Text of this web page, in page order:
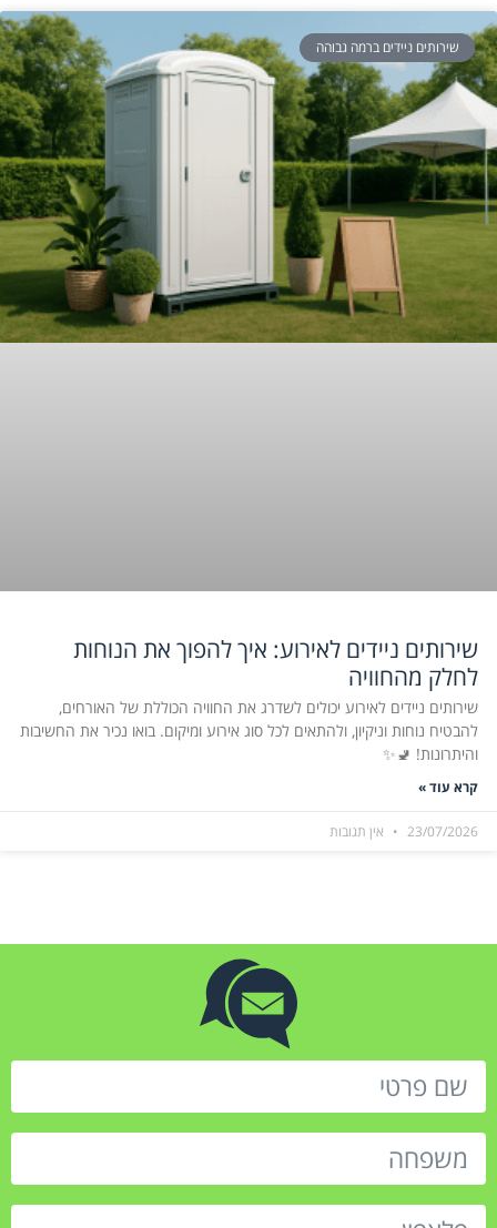
שירותים ניידים ברמה גבוהה
שירותים ניידים לאירוע: איך להפוך את הנוחות
לחלק מהחוויה
שירותים ניידים לאירוע יכולים לשדרג את החוויה הכוללת של האורחים,
להבטיח נוחות וניקיון, ולהתאים לכל סוג אירוע ומיקום. בואו נכיר את החשיבות
והיתרונות! 🚽✨
קרא עוד »
23/07/2026 אין תגובות